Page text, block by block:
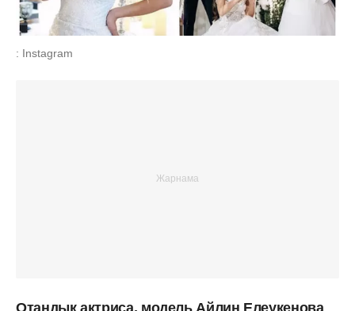
: Instagram
Отандық актриса, модель Айлин Елеукенова